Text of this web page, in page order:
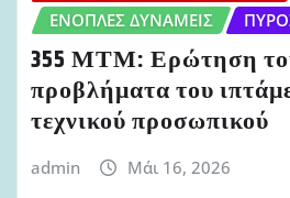
ΈΝΟΠΛΕΣ ΔΥΝΆΜΕΙΣ
355 ΜΤΜ: Ερώτηση
προβλήματα του
τεχνικού προσωπικού
admin Μάι 16, 2026